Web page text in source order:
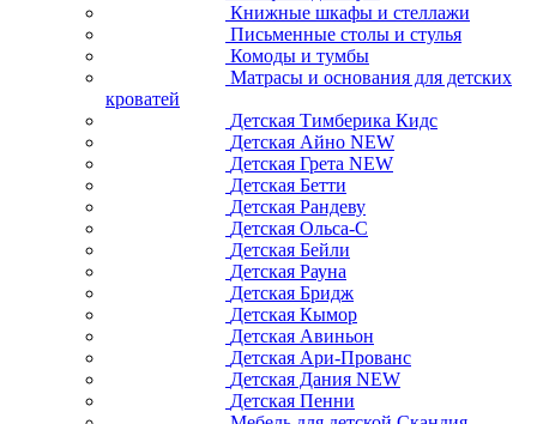
Книжные шкафы и стеллажи
Письменные столы и стулья
Комоды и тумбы
Матрасы и основания для детских
кроватей
Детская Тимберика Кидс
Детская Айно NEW
Детская Грета NEW
Детская Бетти
Детская Рандеву
Детская Ольса-С
Детская Бейли
Детская Рауна
Детская Бридж
Детская Кымор
Детская Авиньон
Детская Ари-Прованс
Детская Дания NEW
Детская Пенни